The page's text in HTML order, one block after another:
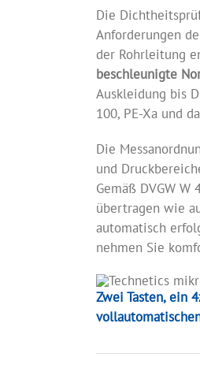
Die
Anforderungen
der Rohrleitung
beschleunigte
Auskleidung bis
100, PE-Xa und
Die
und
Gemäß DVGW
übertragen wie
automatisch
nehmen Sie
Zwei Tasten, ein